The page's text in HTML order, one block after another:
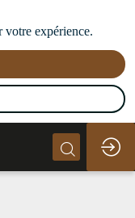
votre expérience.